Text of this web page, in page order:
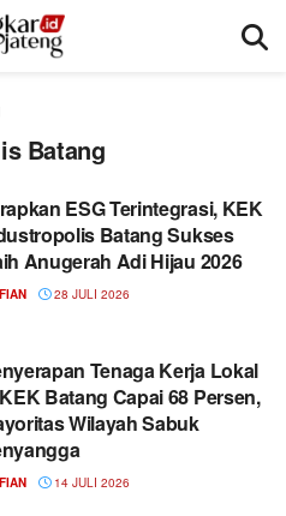
Batang
ESG Terintegrasi, KEK
Batang Sukses
Anugerah Adi Hijau 2026
FIAN 28 JULI 2026
Tenaga Kerja Lokal
Batang Capai 68 Persen,
Wilayah Sabuk
FIAN 14 JULI 2026